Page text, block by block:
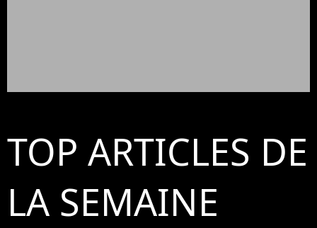
TOP ARTICLES DE
LA SEMAINE